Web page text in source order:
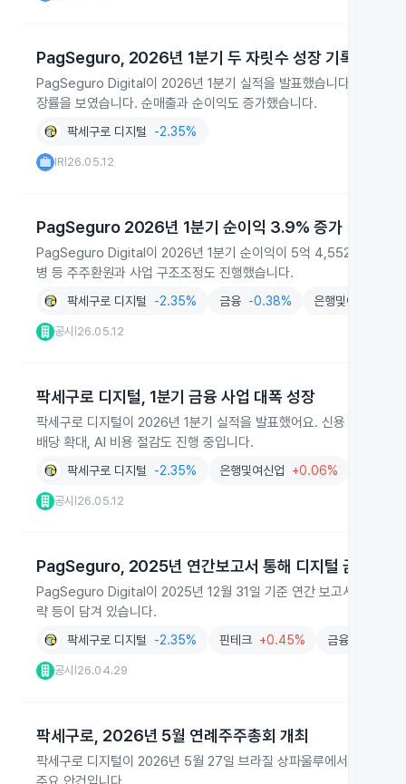
PagSeguro, 2026년 1분기 두 자릿수 성장 기록
PagSeguro Digital이 2026년 1분기 실적을 발표했습니다. 총 결제
장률을 보였습니다. 순매출과 순이익도 증가했습니다.
팍세구로 디지털 -2.35%
IR 26.05.12
PagSeguro 2026년 1분기 순이익 3.9% 증가
PagSeguro Digital이 2026년 1분기 순이익이 5억 4,552만 헤알로
병 등 주주환원과 사업 구조조정도 진행했습니다.
팍세구로 디지털 -2.35% 금융 -0.38% 은행및여신업
공시 26.05.12
팍세구로 디지털, 1분기 금융 사업 대폭 성장
팍세구로 디지털이 2026년 1분기 실적을 발표했어요. 신용 포트폴
배당 확대, AI 비용 절감도 진행 중입니다.
팍세구로 디지털 -2.35% 은행및여신업 +0.06%
공시 26.05.12
PagSeguro, 2025년 연간보고서 통해 디지털 금융 전략
PagSeguro Digital이 2025년 12월 31일 기준 연간 보고서를 미국
략 등이 담겨 있습니다.
팍세구로 디지털 -2.35% 핀테크 +0.45% 금융
공시 26.04.29
팍세구로, 2026년 5월 연례주주총회 개최
팍세구로 디지털이 2026년 5월 27일 브라질 상파울루에서 연례주